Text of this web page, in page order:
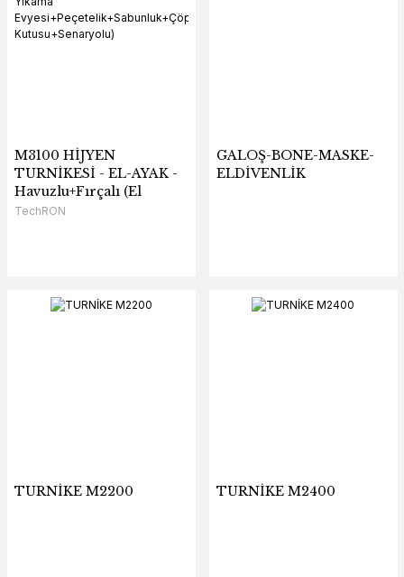
M3100 HİJYEN
TURNİKESİ - EL-AYAK -
Havuzlu+Fırçalı (El
Yıkama
TechRON
GALOŞ-BONE-MASKE-
ELDİVENLİK
TURNİKE M2200 TURNİKE M2400